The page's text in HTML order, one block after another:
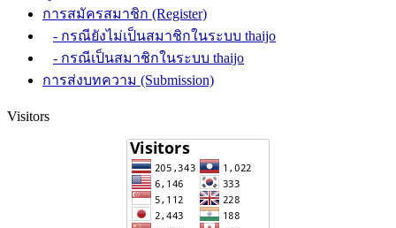
การสมัครสมาชิก (Register)
- กรณียังไม่เป็นสมาชิกในระบบ thaijo
- กรณีเป็นสมาชิกในระบบ thaijo
การส่งบทความ (Submission)
Visitors